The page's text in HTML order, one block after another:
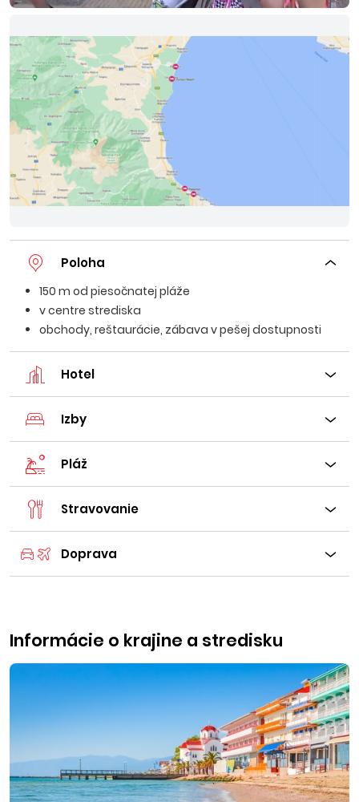
Poloha
150 m od piesočnatej pláže
v centre strediska
obchody, reštaurácie, zábava v pešej dostupnosti
Hotel
Izby
Pláž
Stravovanie
Doprava
Informácie o krajine a stredisku